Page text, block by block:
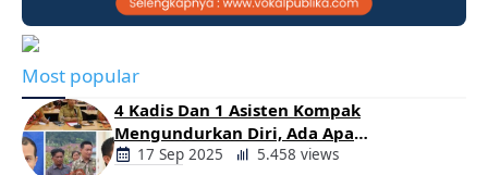
Most popular
4 Kadis Dan 1 Asisten Kompak
Mengundurkan Diri, Ada Apa
Pemerintahan Oloan
17 Sep 2025 5.458 views